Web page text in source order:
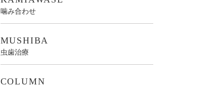
噛み合わせ
MUSHIBA
虫歯治療
COLUMN